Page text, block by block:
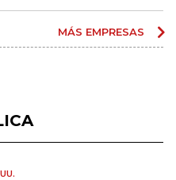
MÁS EMPRESAS